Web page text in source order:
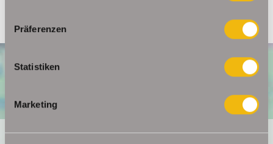
Präferenzen
Statistiken
Marketing
Ich bin damit einverstanden, dass mir Karten von Google